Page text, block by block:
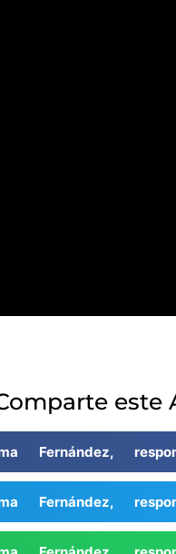
este
Fernández,
Fernández,